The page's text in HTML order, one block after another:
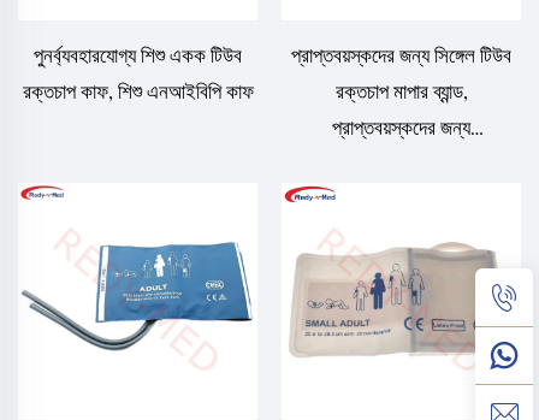
পুনর্ব্যবহারযোগ্য শিশু একক টিউব
রক্তচাপ কাফ, শিশু এনআইবিপি কাফ
প্রাপ্তবয়স্কদের জন্য সিঙ্গেল টিউব
রক্তচাপ মাপার ব্যান্ড,
প্রাপ্তবয়স্কদের জন্য